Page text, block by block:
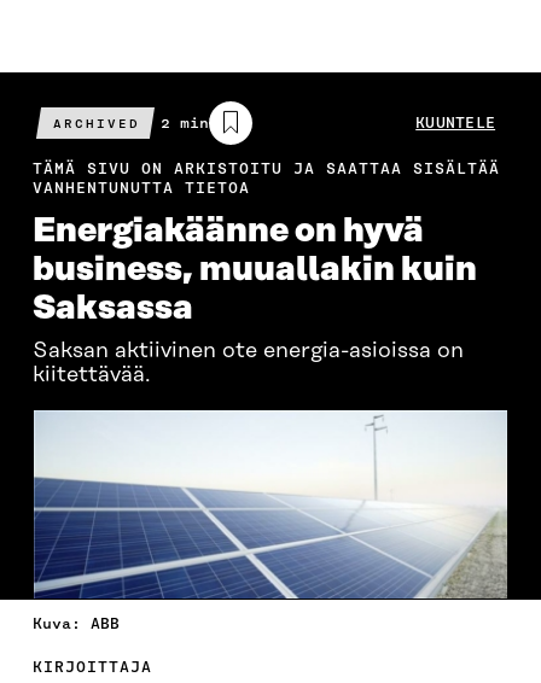
ARCHIVED
Arvioitu
lukuaika
2 min KUUNTELE
TÄMÄ SIVU ON ARKISTOITU JA SAATTAA SISÄLTÄÄ
VANHENTUNUTTA TIETOA
Energiakäänne on hyvä
business, muuallakin kuin
Saksassa
Saksan aktiivinen ote energia-asioissa on
kiitettävää.
Kuva: ABB
KIRJOITTAJA